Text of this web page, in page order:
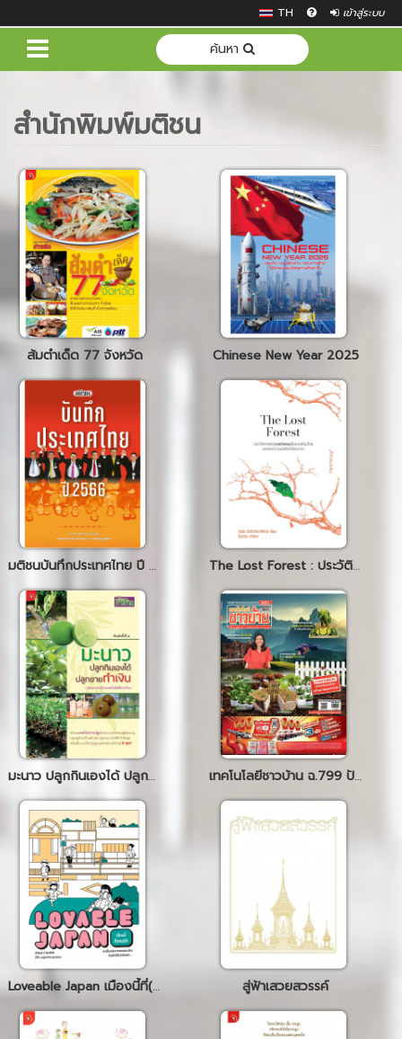
TH เข้าสู่ระบบ
ค้นหา
สำนักพิมพ์มติชน
ส้มตำเด็ด 77 จังหวัด Chinese New Year 2025
มติชนบันทึกประเทศไทย ปี 2566 The Lost Forest : ประวัติศาสตร์(การทำลาย)สิ่งแวดล้อมไทยและสงครามแย่งชิงทรัพยากร
มะนาว ปลูกกินเองได้ ปลูกขายทำเงิน เทคโนโลยีชาวบ้าน ฉ.799 ปักษ์หลัง ก.ย. 66
Loveable Japan เมืองนี้ที่(คน)รัก สู่ฟ้าเสวยสวรรค์